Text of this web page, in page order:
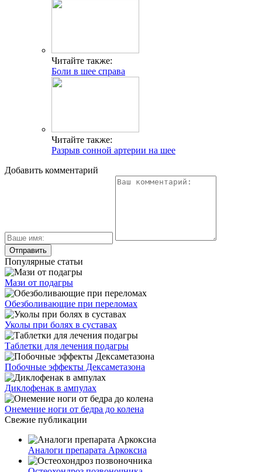
Читайте также:
Боли в шее справа
Читайте также:
Разрыв сонной артерии на шее
Добавить комментарий
Популярные статьи
Мази от подагры
Обезболивающие при переломах
Уколы при болях в суставах
Таблетки для лечения подагры
Побочные эффекты Дексаметазона
Диклофенак в ампулах
Онемение ноги от бедра до колена
Свежие публикации
Аналоги препарата Аркоксиа